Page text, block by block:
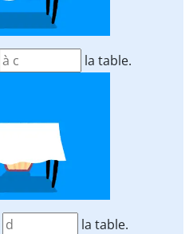
la table.
la table.